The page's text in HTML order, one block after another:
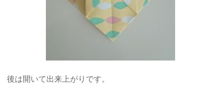
後は開いて出来上がりです。